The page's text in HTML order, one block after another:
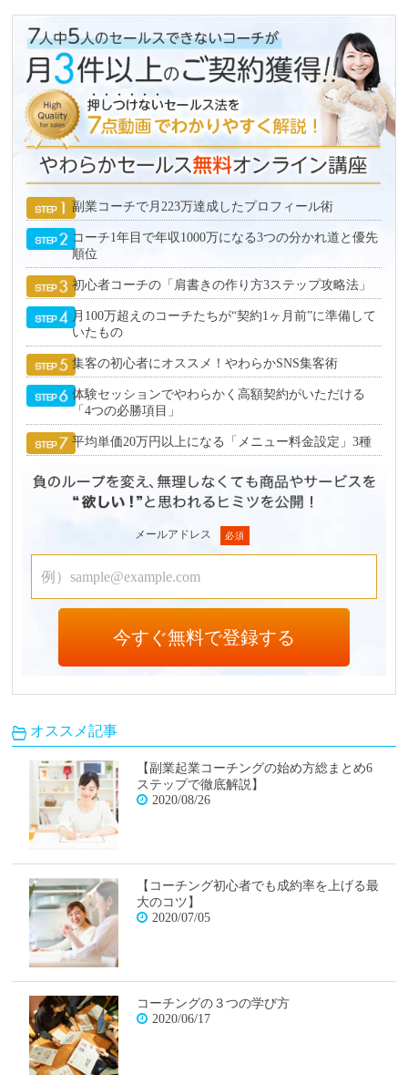
副業コーチで月223万達成したプロフィール術
コーチ1年目で年収1000万になる3つの分かれ道と優先
順位
初心者コーチの「肩書きの作り方3ステップ攻略法」
月100万超えのコーチたちが“契約1ヶ月前”に準備して
いたもの
集客の初心者にオススメ！やわらかSNS集客術
体験セッションでやわらかく高額契約がいただける
「4つの必勝項目」
平均単価20万円以上になる「メニュー料金設定」3種
メールアドレス
オススメ記事
【副業起業コーチングの始め方総まとめ6
ステップで徹底解説】
2020/08/26
【コーチング初心者でも成約率を上げる最
大のコツ】
2020/07/05
コーチングの３つの学び方
2020/06/17